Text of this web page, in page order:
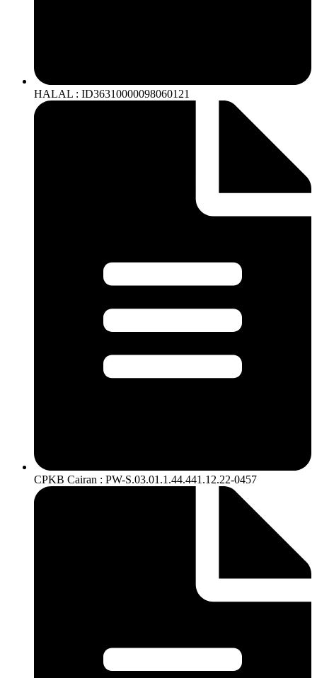
HALAL : ID36310000098060121
CPKB Cairan : PW-S.03.01.1.44.441.12.22-0457